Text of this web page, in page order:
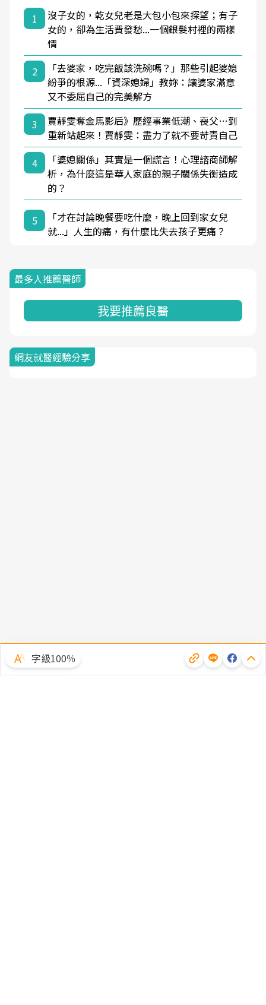
1
沒子女的，乾女兒老是大包小包來探望；有子
女的，卻為生活費發愁...一個銀髮村裡的兩樣
情
2
「去婆家，吃完飯該洗碗嗎？」那些引起婆媳
紛爭的根源...「資深媳婦」教妳：讓婆家滿意
又不委屈自己的完美解方
3
賈靜雯奪金馬影后》歷經事業低潮、喪父…到
重新站起來！賈靜雯：盡力了就不要苛責自己
4
「婆媳關係」其實是一個謊言！心理諮商師解
析，為什麼這是華人家庭的親子關係失衡造成
的？
5
「才在討論晚餐要吃什麼，晚上回到家女兒
就...」人生的痛，有什麼比失去孩子更痛？
最多人推薦醫師
我要推薦良醫
網友就醫經驗分享
字級100％